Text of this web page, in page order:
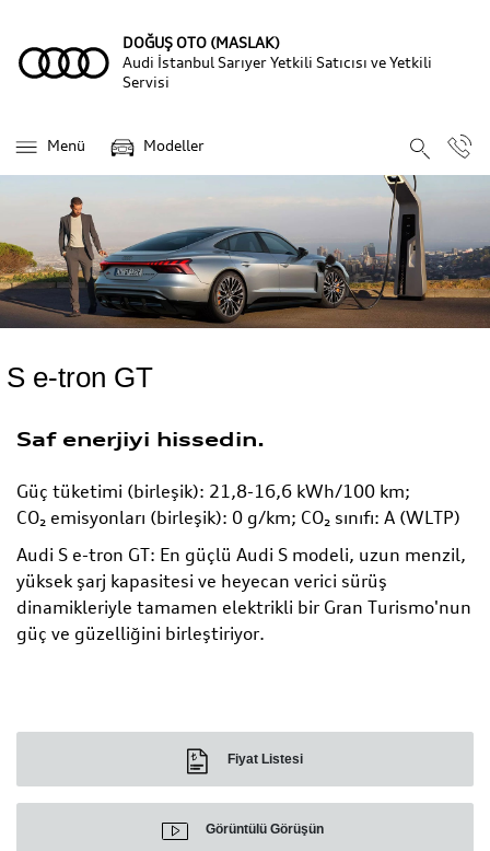
DOĞUŞ OTO (MASLAK)
Audi İstanbul Sarıyer Yetkili Satıcısı ve Yetkili
Servisi
Menü Modeller
S e-tron GT
Saf enerjiyi hissedin.
Güç tüketimi (birleşik): 21,8-16,6 kWh/100 km;
CO₂ emisyonları (birleşik): 0 g/km; CO₂ sınıfı: A (WLTP)
Audi S e-tron GT: En güçlü Audi S modeli, uzun menzil,
yüksek şarj kapasitesi ve heyecan verici sürüş
dinamikleriyle tamamen elektrikli bir Gran Turismo'nun
güç ve güzelliğini birleştiriyor.
Fiyat Listesi
Görüntülü Görüşün